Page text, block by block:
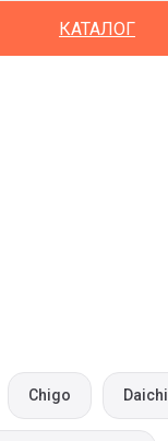
КАТАЛОГ
Chigo Daichi